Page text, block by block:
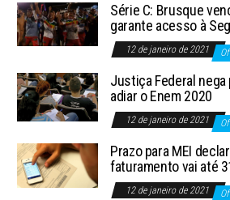
Série C: Brusque
garante acesso à
12 de janeiro de 2021
Justiça Federal nega
adiar o Enem 2020
12 de janeiro de 2021
Prazo para MEI
faturamento vai até
12 de janeiro de 2021